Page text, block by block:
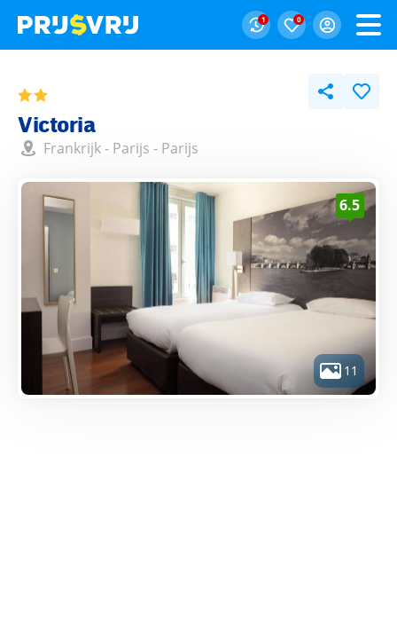
0
1
Victoria
Frankrijk- Parijs - Parijs
11
6.5